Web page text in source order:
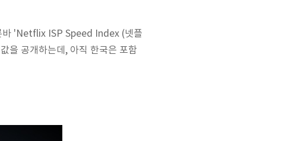
바 'Netflix ISP Speed Index (넷플
을 공개하는데, 아직 한국은 포함